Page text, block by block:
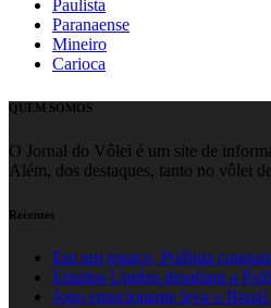
Paulista
Paranaense
Mineiro
Carioca
QUEM SOMOS
O Jornal do Vôlei é um site de
Além, dos destaques, tanto no vôlei
Recentes
Em um jogaço, Polônia
Estados Unidos desafiam a
Jogo emocionante leva o